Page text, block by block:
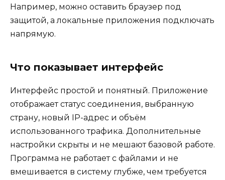
Например, можно оставить браузер под
защитой, а локальные приложения подключать
напрямую.
Что показывает интерфейс
Интерфейс простой и понятный. Приложение
отображает статус соединения, выбранную
страну, новый IP-адрес и объём
использованного трафика. Дополнительные
настройки скрыты и не мешают базовой работе.
Программа не работает с файлами и не
вмешивается в систему глубже, чем требуется